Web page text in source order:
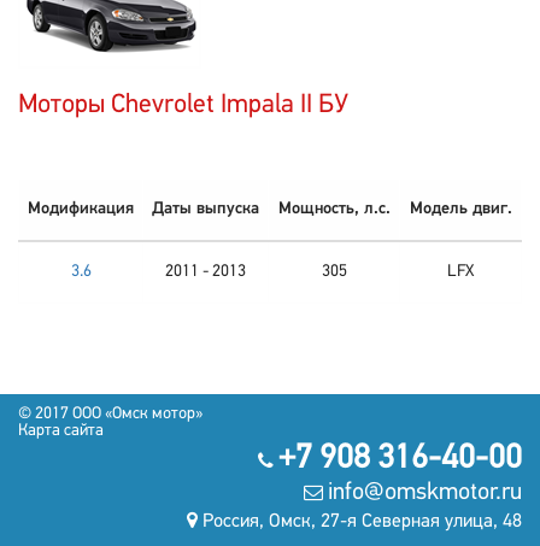
Моторы Chevrolet Impala II БУ
Модификация Даты выпуска Мощность, л.с. Модель двиг.
3.6 2011 - 2013 305 LFX
© 2017 OOO «Омск мотор»
Карта сайта
+7 908 316-40-00
info@omskmotor.ru
Россия, Омск, 27-я Северная улица, 48